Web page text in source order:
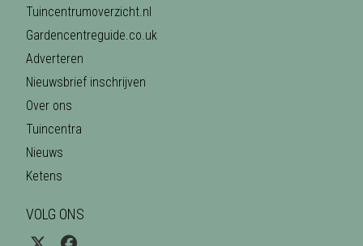
Tuincentrumoverzicht.nl
Gardencentreguide.co.uk
Adverteren
Nieuwsbrief inschrijven
Over ons
Tuincentra
Nieuws
Ketens
VOLG ONS